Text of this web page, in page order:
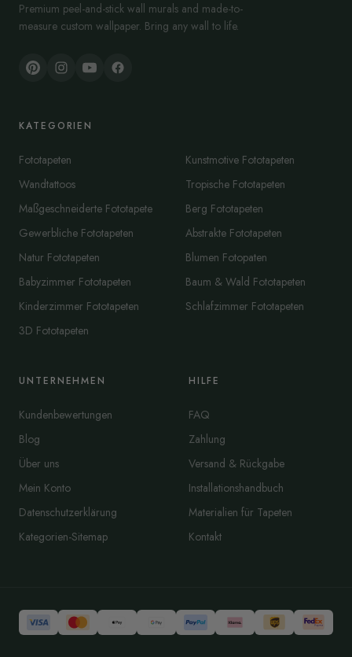
Premium peel-and-stick wall murals and made-to-
measure custom wallpaper. Bring any wall to life.
KATEGORIEN
Fototapeten
Wandtattoos
Maßgeschneiderte Fototapete
Gewerbliche Fototapeten
Natur Fototapeten
Babyzimmer Fototapeten
Kinderzimmer Fototapeten
3D Fototapeten
Kunstmotive Fototapeten
Tropische Fototapeten
Berg Fototapeten
Abstrakte Fototapeten
Blumen Fotopaten
Baum & Wald Fototapeten
Schlafzimmer Fototapeten
UNTERNEHMEN
Kundenbewertungen
Blog
Über uns
Mein Konto
Datenschutzerklärung
Kategorien-Sitemap
HILFE
FAQ
Zahlung
Versand & Rückgabe
Installationshandbuch
Materialien für Tapeten
Kontakt